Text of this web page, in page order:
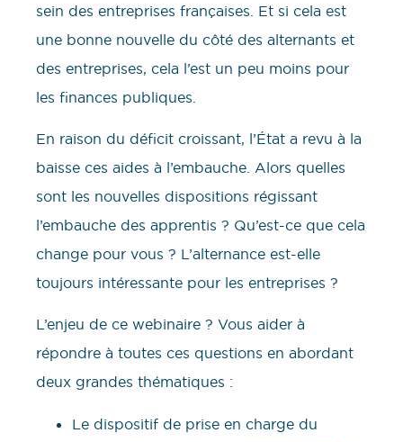
sein des entreprises françaises. Et si cela est
une bonne nouvelle du côté des alternants et
des entreprises, cela l’est un peu moins pour
les finances publiques.
En raison du déficit croissant, l’État a revu à la
baisse ces aides à l’embauche. Alors quelles
sont les nouvelles dispositions régissant
l’embauche des apprentis ? Qu’est-ce que cela
change pour vous ? L’alternance est-elle
toujours intéressante pour les entreprises ?
L’enjeu de ce webinaire ? Vous aider à
répondre à toutes ces questions en abordant
deux grandes thématiques :
Le dispositif de prise en charge du